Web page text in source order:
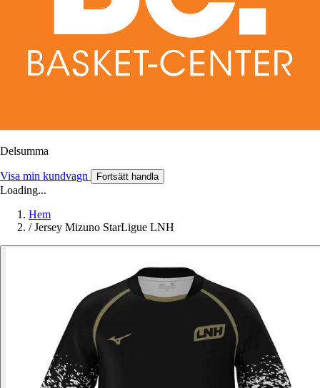
Delsumma
Visa min kundvagn Fortsätt handla
Loading...
Hem
/ Jersey Mizuno StarLigue LNH